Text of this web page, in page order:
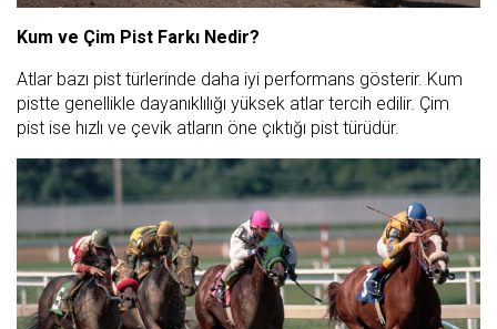
Kum ve Çim Pist Farkı Nedir?
Atlar bazı pist türlerinde daha iyi performans gösterir. Kum
pistte genellikle dayanıklılığı yüksek atlar tercih edilir. Çim
pist ise hızlı ve çevik atların öne çıktığı pist türüdür.